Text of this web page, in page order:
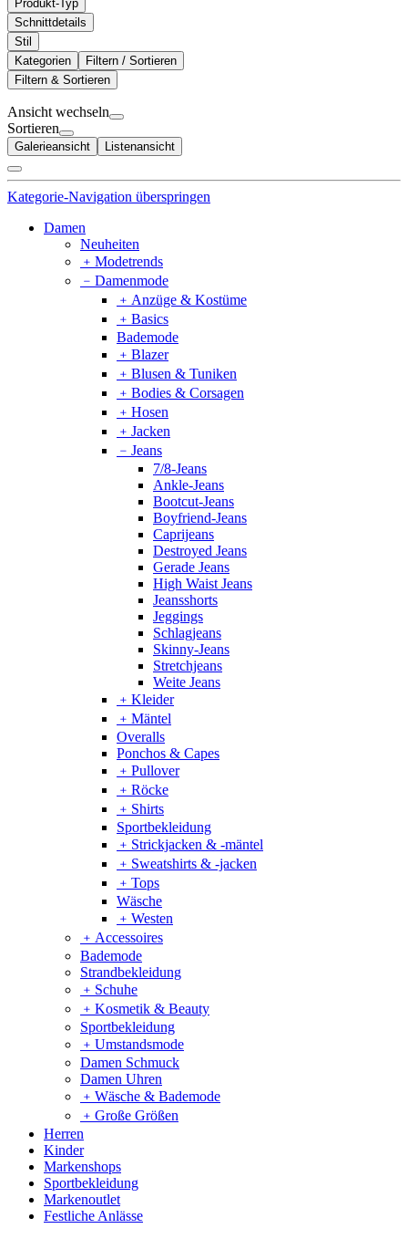
Produkt-Typ
Schnittdetails
Stil
Kategorien
Filtern / Sortieren
Filtern & Sortieren
Ansicht wechseln
Sortieren
Galerieansicht Listenansicht
Kategorie-Navigation überspringen
Damen
Neuheiten
﹢ Modetrends
﹣ Damenmode
﹢ Anzüge & Kostüme
﹢ Basics
Bademode
﹢ Blazer
﹢ Blusen & Tuniken
﹢ Bodies & Corsagen
﹢ Hosen
﹢ Jacken
﹣ Jeans
7/8-Jeans
Ankle-Jeans
Bootcut-Jeans
Boyfriend-Jeans
Caprijeans
Destroyed Jeans
Gerade Jeans
High Waist Jeans
Jeansshorts
Jeggings
Schlagjeans
Skinny-Jeans
Stretchjeans
Weite Jeans
﹢ Kleider
﹢ Mäntel
Overalls
Ponchos & Capes
﹢ Pullover
﹢ Röcke
﹢ Shirts
Sportbekleidung
﹢ Strickjacken & -mäntel
﹢ Sweatshirts & -jacken
﹢ Tops
Wäsche
﹢ Westen
﹢ Accessoires
Bademode
Strandbekleidung
﹢ Schuhe
﹢ Kosmetik & Beauty
Sportbekleidung
﹢ Umstandsmode
Damen Schmuck
Damen Uhren
﹢ Wäsche & Bademode
﹢ Große Größen
Herren
Kinder
Markenshops
Sportbekleidung
Markenoutlet
Festliche Anlässe